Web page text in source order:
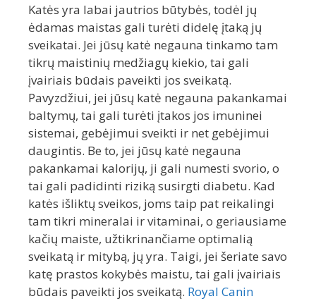
Katės yra labai jautrios būtybės, todėl jų
ėdamas maistas gali turėti didelę įtaką jų
sveikatai. Jei jūsų katė negauna tinkamo tam
tikrų maistinių medžiagų kiekio, tai gali
įvairiais būdais paveikti jos sveikatą.
Pavyzdžiui, jei jūsų katė negauna pakankamai
baltymų, tai gali turėti įtakos jos imuninei
sistemai, gebėjimui sveikti ir net gebėjimui
daugintis. Be to, jei jūsų katė negauna
pakankamai kalorijų, ji gali numesti svorio, o
tai gali padidinti riziką susirgti diabetu. Kad
katės išliktų sveikos, joms taip pat reikalingi
tam tikri mineralai ir vitaminai, o geriausiame
kačių maiste, užtikrinančiame optimalią
sveikatą ir mitybą, jų yra. Taigi, jei šeriate savo
katę prastos kokybės maistu, tai gali įvairiais
būdais paveikti jos sveikatą. Royal Canin